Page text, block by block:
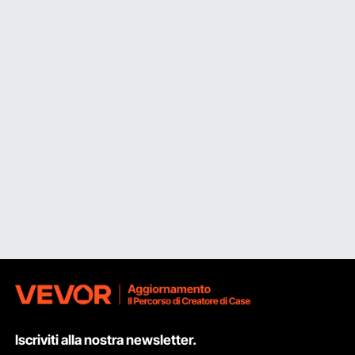
Iscriviti alla nostra newsletter.